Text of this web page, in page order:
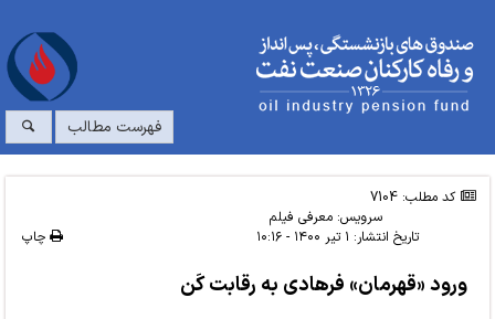
فهرست مطالب
کد مطلب: 7104
سرویس: معرفی فیلم
تاریخ انتشار: ۱ تیر ۱۴۰۰ - ۱۰:۱۶ چاپ
ورود «قهرمان» فرهادی به رقابت کَن